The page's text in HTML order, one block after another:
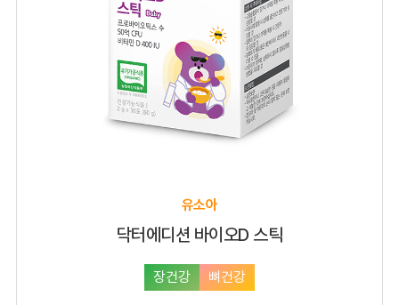
유소아
닥터에디션 바이오D 스틱
장건강 뼈건강